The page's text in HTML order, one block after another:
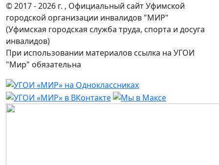
© 2017 - 2026 г. , Официальный сайт Уфимской
городской организации инвалидов "МИР"
(Уфимская городская служба труда, спорта и досуга
инвалидов)
При использовании материалов ссылка на УГОИ
"Мир" обязательна